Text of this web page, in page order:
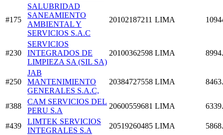
#175
SALUBRIDAD
SANEAMIENTO
AMBIENTAL Y
SERVICIOS S.A.C
20102187211 LIMA
#230
SERVICIOS
INTEGRADOS DE
LIMPIEZA SA (SIL SA)
20100362598 LIMA
#250
JAB
MANTENIMIENTO
GENERALES S.A.C,
20384727558 LIMA
#388
CAM SERVICIOS DEL
PERU S.A
20600559681 LIMA
#439
LIMTEK SERVICIOS
INTEGRALES S.A
20519260485 LIMA